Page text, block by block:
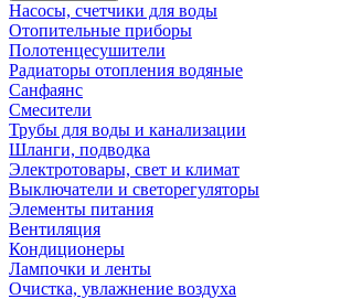
Насосы, счетчики для воды
Отопительные приборы
Полотенцесушители
Радиаторы отопления водяные
Санфаянс
Смесители
Трубы для воды и канализации
Шланги, подводка
Электротовары, свет и климат
Выключатели и светорегуляторы
Элементы питания
Вентиляция
Кондиционеры
Лампочки и ленты
Очистка, увлажнение воздуха